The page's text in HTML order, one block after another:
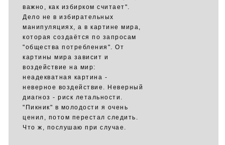
важно, как избирком считает".
Дело не в избирательных
манипуляциях, а в картине мира,
которая создаётся по запросам
"общества потребления". От
картины мира зависит и
воздействие на мир:
неадекватная картина -
неверное воздействие. Неверный
диагноз - риск летальности.
"Пикник" в молодости я очень
ценил, потом перестал следить.
Что ж, послушаю при случае.